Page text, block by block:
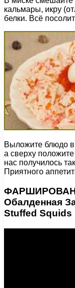
кальмары, икру
белки. Всё
Выложите блюдо в
а сверху
нас получилось
Приятного
Обалденная
Stuffed Squids